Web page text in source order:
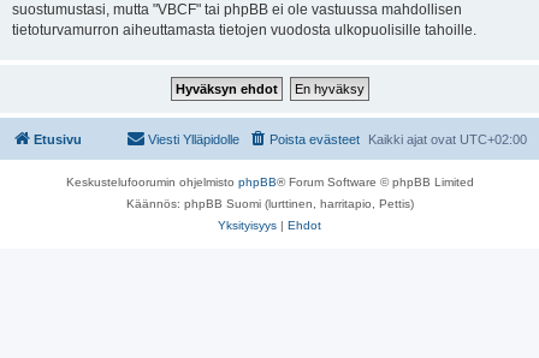
suostumustasi, mutta "VBCF" tai phpBB ei ole vastuussa mahdollisen
tietoturvamurron aiheuttamasta tietojen vuodosta ulkopuolisille tahoille.
Etusivu Kaikki ajat ovat UTC+02:00
Poista evästeet
Viesti Ylläpidolle
Keskustelufoorumin ohjelmisto phpBB® Forum Software © phpBB Limited
Käännös: phpBB Suomi (lurttinen, harritapio, Pettis)
Yksityisyys | Ehdot